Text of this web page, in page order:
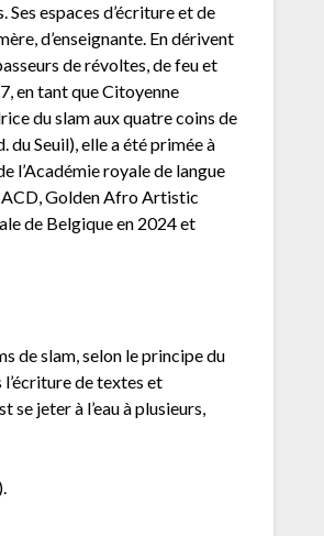
espaces d’écriture et de
d’enseignante. En dérivent
de révoltes, de feu et
en tant que Citoyenne
du slam aux quatre coins de
Seuil), elle a été primée à
l’Académie royale de langue
Golden Afro Artistic
de Belgique en 2024 et
de slam, selon le principe du
de textes et
se jeter à l’eau à plusieurs,